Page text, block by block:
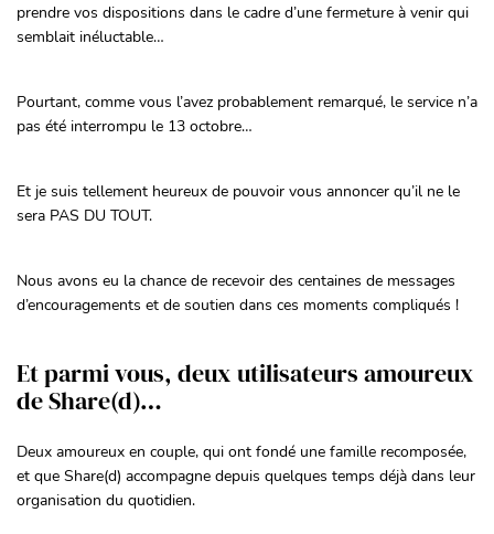
prendre vos dispositions dans le cadre d’une fermeture à venir qui
semblait inéluctable…
Pourtant, comme vous l’avez probablement remarqué, le service n’a
pas été interrompu le 13 octobre…
Et je suis tellement heureux de pouvoir vous annoncer qu’il ne le
sera PAS DU TOUT.
Nous avons eu la chance de recevoir des centaines de messages
d’encouragements et de soutien dans ces moments compliqués !
Et parmi vous, deux utilisateurs amoureux
de Share(d)…
Deux amoureux en couple, qui ont fondé une famille recomposée,
et que Share(d) accompagne depuis quelques temps déjà dans leur
organisation du quotidien.